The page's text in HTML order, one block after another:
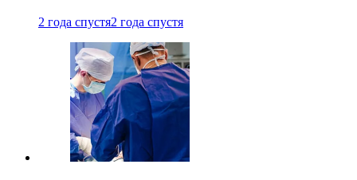
2 года спустя2 года спустя